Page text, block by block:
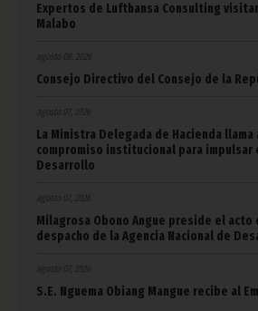
Expertos de Lufthansa Consulting
Malabo
Consejo Directivo del Consejo de la
agosto 07, 2026
La Ministra Delegada de Hacienda
compromiso institucional para impulsar
Desarrollo
agosto 07, 2026
Milagrosa Obono Angue preside el
despacho de la Agencia Nacional de
agosto 07, 2026
S.E. Nguema Obiang Mangue recibe al